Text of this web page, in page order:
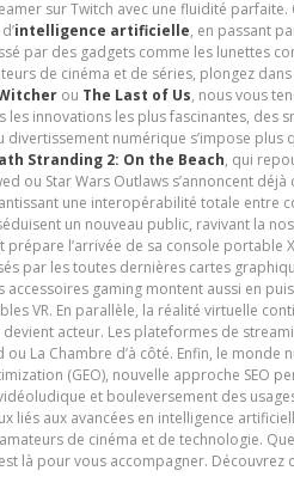
sur Twitch avec une fluidité parfaite.
intelligence artificielle, en passant
par des gadgets comme les lunettes
de cinéma et de séries, plongez
ou The Last of Us, nous vous
innovations les plus fascinantes, des
numérique s’impose
Stranding 2: On the Beach, qui
ou Star Wars Outlaws s’annoncent
une interopérabilité totale entre
un nouveau public, ravivant la
l’arrivée de sa console portable
par les toutes dernières cartes
gaming montent aussi en
VR. En parallèle, la réalité virtuelle
acteur. Les plateformes de
La Chambre d’à côté. Enfin, le monde
(GEO), nouvelle approche SEO
et bouleversement des
aux avancées en intelligence
de cinéma et de technologie.
là pour vous accompagner.